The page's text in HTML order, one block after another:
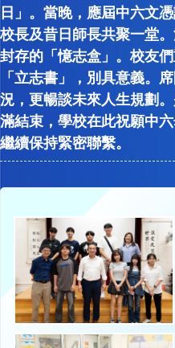
日」。當晚，應屆中六文
校長及昔日師長共聚一堂
封存的「憶志盒」。校友
「立志書」，別具意義。
況，更暢談未來人生規劃
滿結束，學校在此祝願中
繼續保持緊密聯繫。